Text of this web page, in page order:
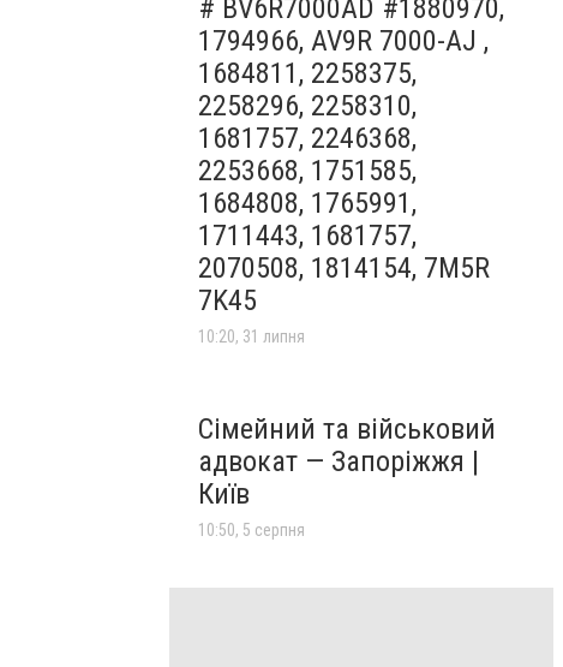
# BV6R7000AD #1880970,
1794966, AV9R 7000-AJ ,
1684811, 2258375,
2258296, 2258310,
1681757, 2246368,
2253668, 1751585,
1684808, 1765991,
1711443, 1681757,
2070508, 1814154, 7M5R
7K45
10:20, 31 липня
Сімейний та військовий
адвокат — Запоріжжя |
Київ
10:50, 5 серпня